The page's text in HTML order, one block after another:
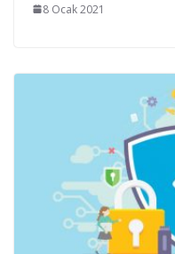
8 Ocak 2021